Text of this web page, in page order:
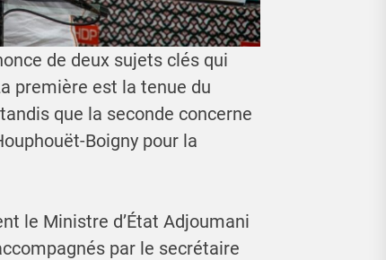
de deux sujets clés qui
première est la tenue du
que la seconde concerne
Boigny pour la
le Ministre d’État Adjoumani
par le secrétaire